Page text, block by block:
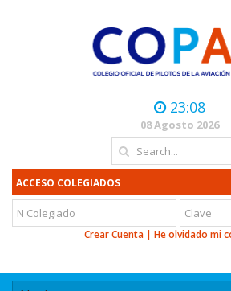
23:08
08 Agosto 2026
ACCESO COLEGIADOS
Crear Cuenta| He olvidado mi